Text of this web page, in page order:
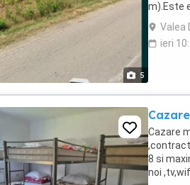
5
m).Este
multe
Valea
ieri
Cazare
8 si
noi